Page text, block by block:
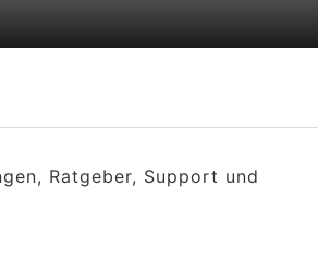
Ratgeber, Support und